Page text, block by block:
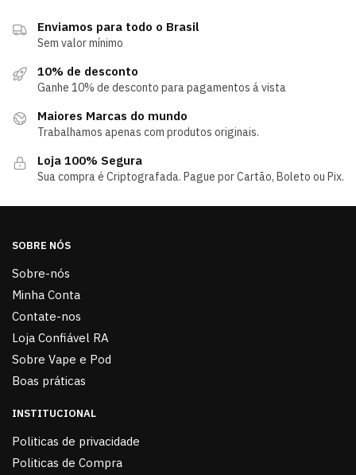
Enviamos para todo o Brasil
Sem valor mínimo
10% de desconto
Ganhe 10% de desconto para pagamentos á vista
Maiores Marcas do mundo
Trabalhamos apenas com produtos originais.
Loja 100% Segura
Sua compra é Criptografada. Pague por Cartão, Boleto ou Pix.
SOBRE NÓS
Sobre-nós
Minha Conta
Contate-nos
Loja Confiável RA
Sobre Vape e Pod
Boas práticas
INSTITUCIONAL
Politicas de privacidade
Politicas de Compra